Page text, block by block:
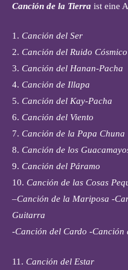
Canción de la Tierra ist eine
1. Canción del Ser
2. Canción del Ruido Cósmico
3. Canción del Hanan-Pacha
4. Canción de Illapa
5. Canción del Kay-Pacha
6. Canción del Viento
7. Canción de la Papa Chuna
8. Canción de los
9. Canción del Páramo
10. Canción de las Cosas
–Canción de la Mariposa -
Guitarra
-Canción del Cardo -Canción
11. Canción del Estar